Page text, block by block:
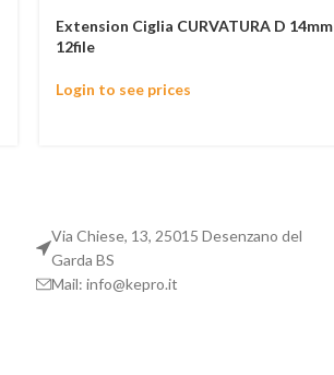
Extension Ciglia CURVATURA D 14mm
12file
Login to see prices
Via Chiese, 13, 25015 Desenzano del
Garda BS
Mail: info@kepro.it